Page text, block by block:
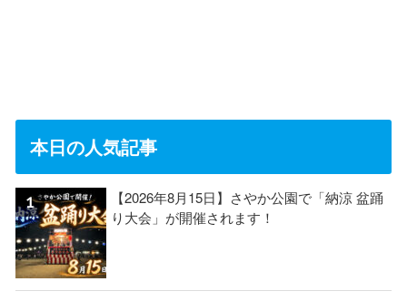
本日の人気記事
【2026年8月15日】さやか公園で「納涼 盆踊
り大会」が開催されます！